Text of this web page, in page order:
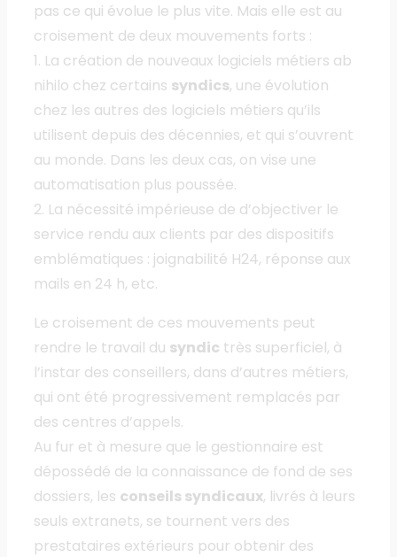
pas ce qui évolue le plus vite. Mais elle est au
croisement de deux mouvements forts :
1. La création de nouveaux logiciels métiers ab
nihilo chez certains syndics, une évolution
chez les autres des logiciels métiers qu’ils
utilisent depuis des décennies, et qui s’ouvrent
au monde. Dans les deux cas, on vise une
automatisation plus poussée.
2. La nécessité impérieuse de d’objectiver le
service rendu aux clients par des dispositifs
emblématiques : joignabilité H24, réponse aux
mails en 24 h, etc.
Le croisement de ces mouvements peut
rendre le travail du syndic très superficiel, à
l’instar des conseillers, dans d’autres métiers,
qui ont été progressivement remplacés par
des centres d’appels.
Au fur et à mesure que le gestionnaire est
dépossédé de la connaissance de fond de ses
dossiers, les conseils syndicaux, livrés à leurs
seuls extranets, se tournent vers des
prestataires extérieurs pour obtenir des